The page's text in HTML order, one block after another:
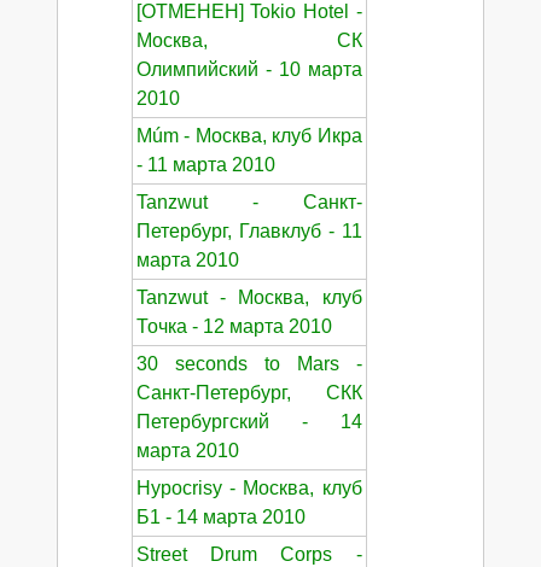
[ОТМЕНЕН] Tokio Hotel -
Москва, СК
Олимпийский - 10 марта
2010
Múm - Москва, клуб Икра
- 11 марта 2010
Tanzwut - Санкт-
Петербург, Главклуб - 11
марта 2010
Tanzwut - Москва, клуб
Точка - 12 марта 2010
30 seconds to Mars -
Санкт-Петербург, СКК
Петербургский - 14
марта 2010
Hypocrisy - Москва, клуб
Б1 - 14 марта 2010
Street Drum Corps -